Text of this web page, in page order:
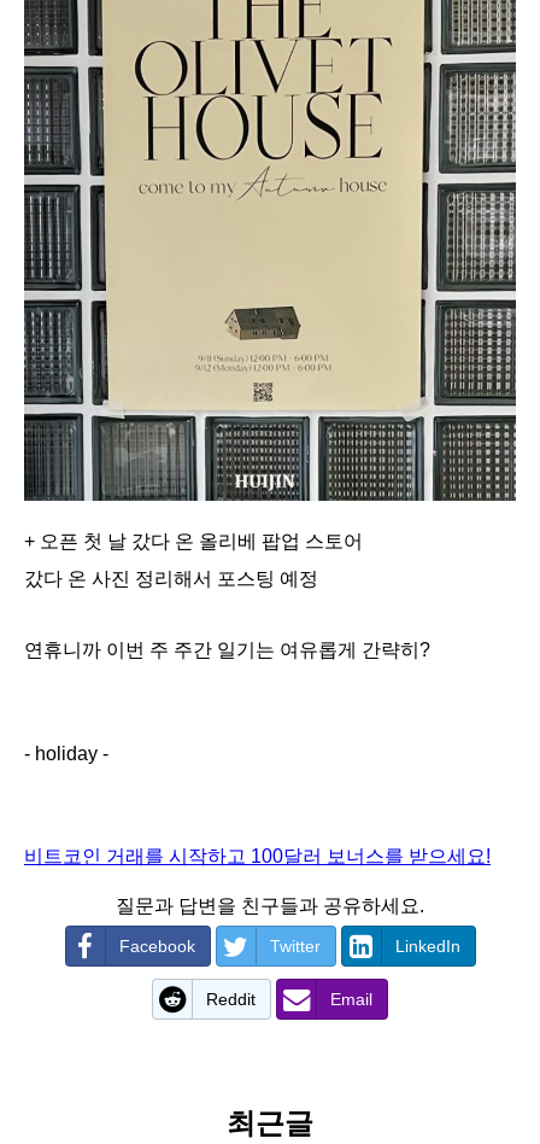
+ 오픈 첫 날 갔다 온 올리베 팝업 스토어
갔다 온 사진 정리해서 포스팅 예정
연휴니까 이번 주 주간 일기는 여유롭게 간략히?
- holiday -
비트코인 거래를 시작하고 100달러 보너스를 받으세요!
질문과 답변을 친구들과 공유하세요.
Facebook Twitter LinkedIn
Reddit Email
최근글